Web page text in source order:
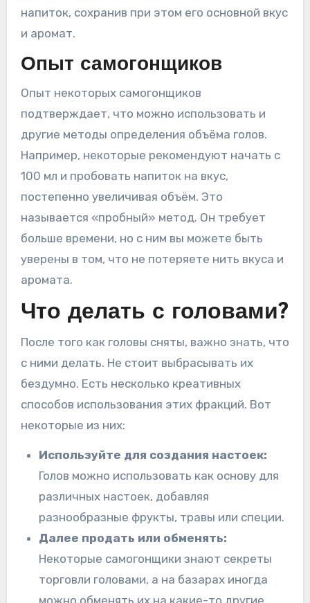
напиток, сохранив при этом его основной вкус
и аромат.
Опыт самогонщиков
Опыт некоторых самогонщиков
подтверждает, что можно использовать и
другие методы определения объёма голов.
Например, некоторые рекомендуют начать с
100 мл и пробовать напиток на вкус,
постепенно увеличивая объём. Это
называется «пробный» метод. Он требует
больше времени, но с ним вы можете быть
уверены в том, что не потеряете нить вкуса и
аромата.
Что делать с головами?
После того как головы сняты, важно знать, что
с ними делать. Не стоит выбрасывать их
бездумно. Есть несколько креативных
способов использования этих фракций. Вот
некоторые из них:
Используйте для создания настоек:
Голов можно использовать как основу для
различных настоек, добавляя
разнообразные фрукты, травы или специи.
Далее продать или обменять:
Некоторые самогонщики знают секреты
торговли головами, а на базарах иногда